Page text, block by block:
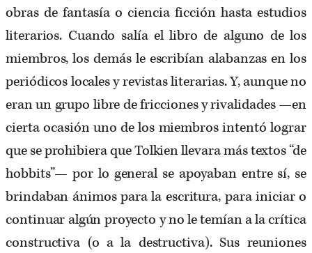
obras de fantasía o ciencia ficción hasta estudios
literarios. Cuando salía el libro de alguno de los
miembros, los demás le escribían alabanzas en los
periódicos locales y revistas literarias. Y, aunque no
eran un grupo libre de fricciones y rivalidades —en
cierta ocasión uno de los miembros intentó lograr
que se prohibiera que Tolkien llevara más textos “de
hobbits”— por lo general se apoyaban entre sí, se
brindaban ánimos para la escritura, para iniciar o
continuar algún proyecto y no le temían a la crítica
constructiva (o a la destructiva). Sus reuniones